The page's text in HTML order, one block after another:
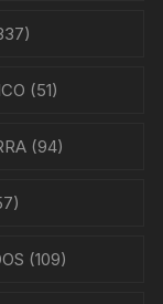
(51)
(94)
(109)